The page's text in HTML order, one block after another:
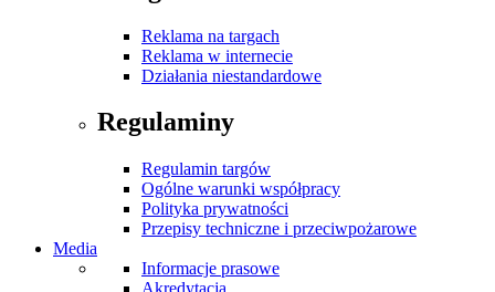
Reklama na targach
Reklama w internecie
Działania niestandardowe
Regulaminy
Regulamin targów
Ogólne warunki współpracy
Polityka prywatności
Przepisy techniczne i przeciwpożarowe
Media
Informacje prasowe